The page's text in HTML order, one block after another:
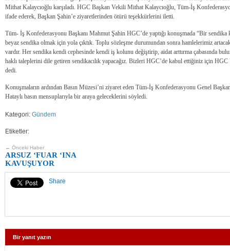
Mithat Kalaycıoğlu karşıladı. HGC Başkan Vekili Mithat Kalaycıoğlu, Tüm-İş
ifade ederek, Başkan Şahin’e ziyaretlerinden ötürü teşekkürlerini iletti.
Tüm- İş Konfederasyonu Başkanı Mahmut Şahin HGC’de yaptığı konuşmada “Bir sendika
beyaz sendika olmak için yola çıktık. Toplu sözleşme durumundan sonra hamlelerimiz
vardır. Her sendika kendi cephesinde kendi iş kolunu değiştirip, aidat arttırma çabasında
haklı taleplerini dile getiren sendikacılık yapacağız. Bizleri HGC’de kabul ettiğiniz için
dedi.
Konuşmaların ardından Basın Müzesi’ni ziyaret eden Tüm-İş Konfederasyonu Genel
Hataylı basın mensuplarıyla bir araya geleceklerini söyledi.
Kategori: Gündem
Etiketler:
← Önceki Haber
ARSUZ ‘FUAR ‘INA
KAVUŞUYOR
Share
Bir yanıt yazın